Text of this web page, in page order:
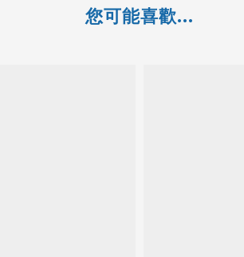
您可能喜歡...